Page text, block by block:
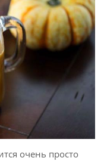
очень просто